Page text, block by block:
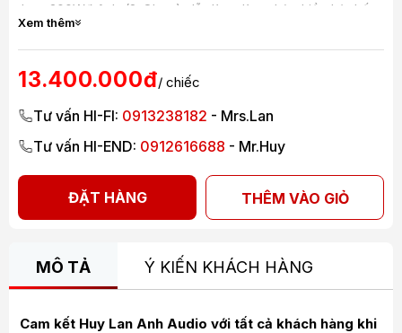
thực 300W/kênh (8 Ohms) dễ dàng làm chủ nhiều hệ thống
loa Karaoke cao cấp hiện nay.
Xem thêm
13.400.000đ/ chiếc
Tư vấn HI-FI: 0913238182 - Mrs.Lan
Tư vấn HI-END: 0912616688 - Mr.Huy
ĐẶT HÀNG THÊM VÀO GIỎ
MÔ TẢ Ý KIẾN KHÁCH HÀNG
Cam kết Huy Lan Anh Audio với tất cả khách hàng khi